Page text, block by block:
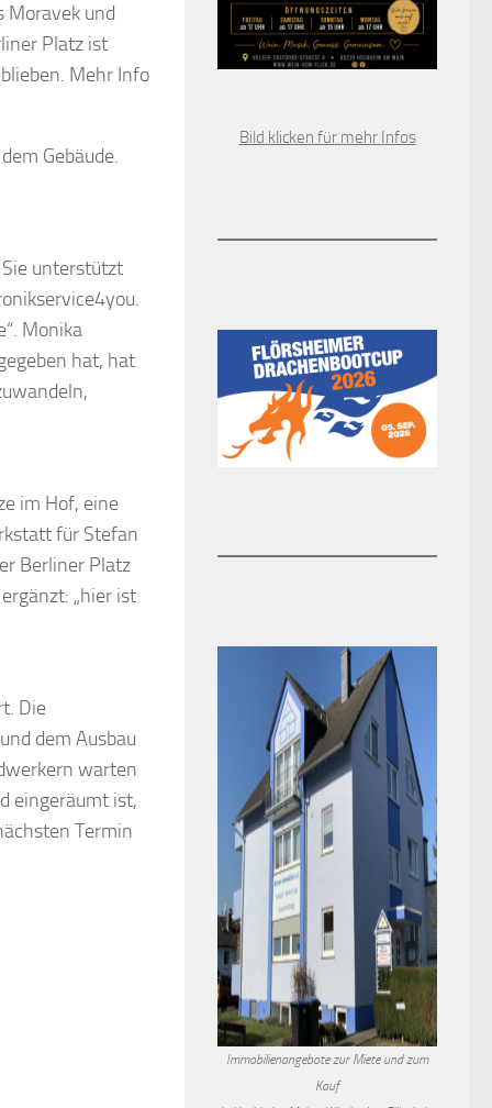
Moravek und
Platz ist
Mehr Info
Gebäude.
unterstützt
Monika
hat, hat
im Hof, eine
für Stefan
Berliner Platz
„hier ist
Die
dem Ausbau
warten
eingeräumt ist,
Termin
Bild klicken für mehr Infos
Immobilienangebote zur Miete und zum
Kauf